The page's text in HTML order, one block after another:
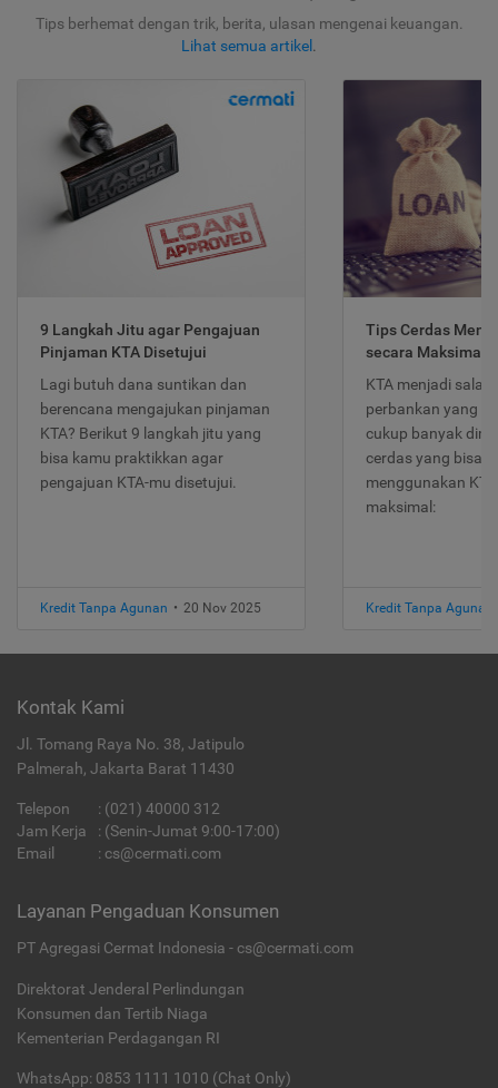
Tips berhemat dengan trik, berita, ulasan mengenai keuangan.
Lihat semua artikel .
9 Langkah Jitu agar Pengajuan
Pinjaman KTA Disetujui
Lagi butuh dana suntikan dan
berencana mengajukan pinjaman
KTA? Berikut 9 langkah jitu yang
bisa kamu praktikkan agar
pengajuan KTA-mu disetujui.
Kredit Tanpa Agunan • 20 Nov 2025
Tips Cerdas
secara Maksimal
KTA menjadi
perbankan yang
cukup banyak
cerdas yang bisa
menggunakan
maksimal:
Kredit Tanpa Agunan
Kontak Kami
Jl. Tomang Raya No. 38, Jatipulo
Palmerah, Jakarta Barat 11430
Telepon : (021) 40000 312
Jam Kerja
: (Senin-Jumat 9:00-17:00)
Email
: cs@cermati.com
Layanan Pengaduan Konsumen
PT Agregasi Cermat Indonesia - cs@cermati.com
Direktorat Jenderal Perlindungan
Konsumen dan Tertib Niaga
Kementerian Perdagangan RI
WhatsApp: 0853 1111 1010 (Chat Only)